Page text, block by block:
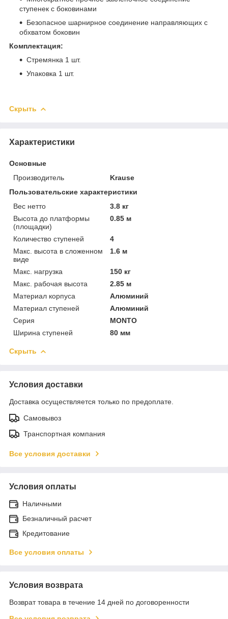
ступенек с боковинами
Безопасное шарнирное соединение направляющих с
обхватом боковин
Комплектация:
Стремянка 1 шт.
Упаковка 1 шт.
Скрыть
Характеристики
Основные
Производитель
Krause
Пользовательские характеристики
Вес нетто
3.8 кг
Высота до платформы
(площадки)
0.85 м
Количество ступеней
4
Макс. высота в сложенном
виде
1.6 м
Макс. нагрузка
150 кг
Макс. рабочая высота
2.85 м
Материал корпуса
Алюминий
Материал ступеней
Алюминий
Серия
MONTO
Ширина ступеней
80 мм
Скрыть
Условия доставки
Доставка осуществляется только по предоплате.
Самовывоз
Транспортная компания
Все условия доставки
Условия оплаты
Наличными
Безналичный расчет
Кредитование
Все условия оплаты
Условия возврата
Возврат товара в течение 14 дней по договоренности